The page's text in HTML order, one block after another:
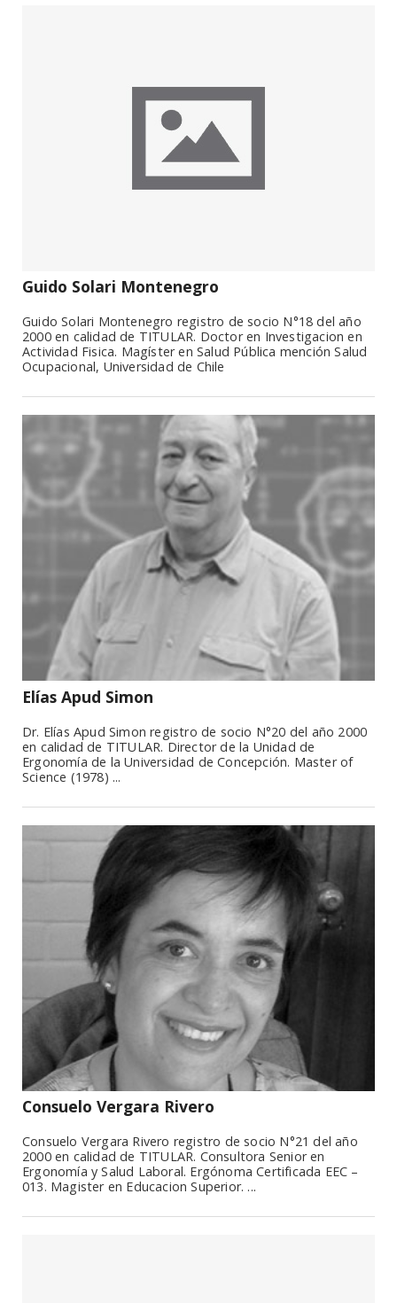
Guido Solari Montenegro
Guido Solari Montenegro registro de socio N°18 del año
2000 en calidad de TITULAR. Doctor en Investigacion en
Actividad Fisica. Magíster en Salud Pública mención Salud
Ocupacional, Universidad de Chile
Elías Apud Simon
Dr. Elías Apud Simon registro de socio N°20 del año 2000
en calidad de TITULAR. Director de la Unidad de
Ergonomía de la Universidad de Concepción. Master of
Science (1978) ...
Consuelo Vergara Rivero
Consuelo Vergara Rivero registro de socio N°21 del año
2000 en calidad de TITULAR. Consultora Senior en
Ergonomía y Salud Laboral. Ergónoma Certificada EEC –
013. Magister en Educacion Superior. ...